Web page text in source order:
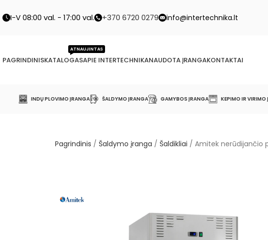
I-V 08:00 val. - 17:00 val. +370 6720 0279 info@intertechnika.lt
PAGRINDINISKATALOGAS
ATNAUJINTAS
APIE INTERTECHNIKANAUDOTA ĮRANGAKONTAKTAI
INDŲ PLOVIMO ĮRANGA ŠALDYMO ĮRANGA GAMYBOS ĮRANGA KEPIMO IR VIRIMO
Pagrindinis / Šaldymo įranga / Šaldikliai / Amitek nerūdijančio